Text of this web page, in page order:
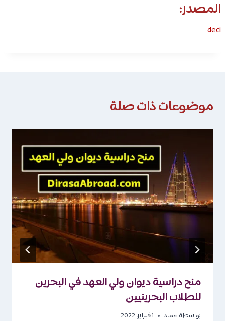
المصدر:
deci
موضوعات ذات صلة
منح دراسية ديوان ولي العهد في البحرين
للطلاب البحرينيين
بواسطة عماد 1 فبراير، 2022